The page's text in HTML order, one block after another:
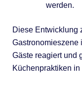
werden.
Diese Entwicklung
Gastronomieszene
Gäste reagiert und
Küchenpraktiken